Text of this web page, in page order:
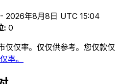
2026年8月8日 UTC 15:04
: 0
仅仅率。仅仅供参考。您仅款仅
率。